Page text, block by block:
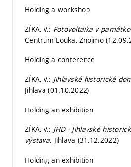
Holding a workshop
ZÍKA, V.: Fotovoltaika v
Centrum Louka, Znojmo
Holding a conference
ZÍKA, V.: Jihlavské historické
Jihlava (01.10.2022)
Holding an exhibition
ZÍKA, V.: JHD - Jihlavské
výstava. Jihlava (31.12.2022)
Holding an exhibition